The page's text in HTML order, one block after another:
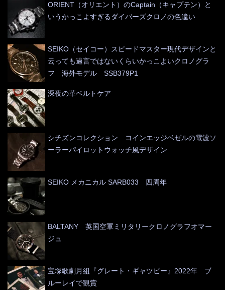
ORIENT（オリエント）のCaptain（キャプテン）と
いうかっこよすぎるダイバーズクロノの色違い
SEIKO（セイコー）スピードマスター現代デザインと
云っても過言ではないくらいかっこよいクロノグラ
フ 海外モデル SSB379P1
深夜の革ベルトケア
シチズンコレクション コインエッジベゼルの電波ソ
ーラーパイロットウォッチ風デザイン
SEIKO メカニカル SARB033 四周年
BALTANY 英国空軍ミリタリークロノグラフオマー
ジュ
宝塚歌劇月組『グレート・ギャツビー』2022年 ブ
ルーレイで観賞